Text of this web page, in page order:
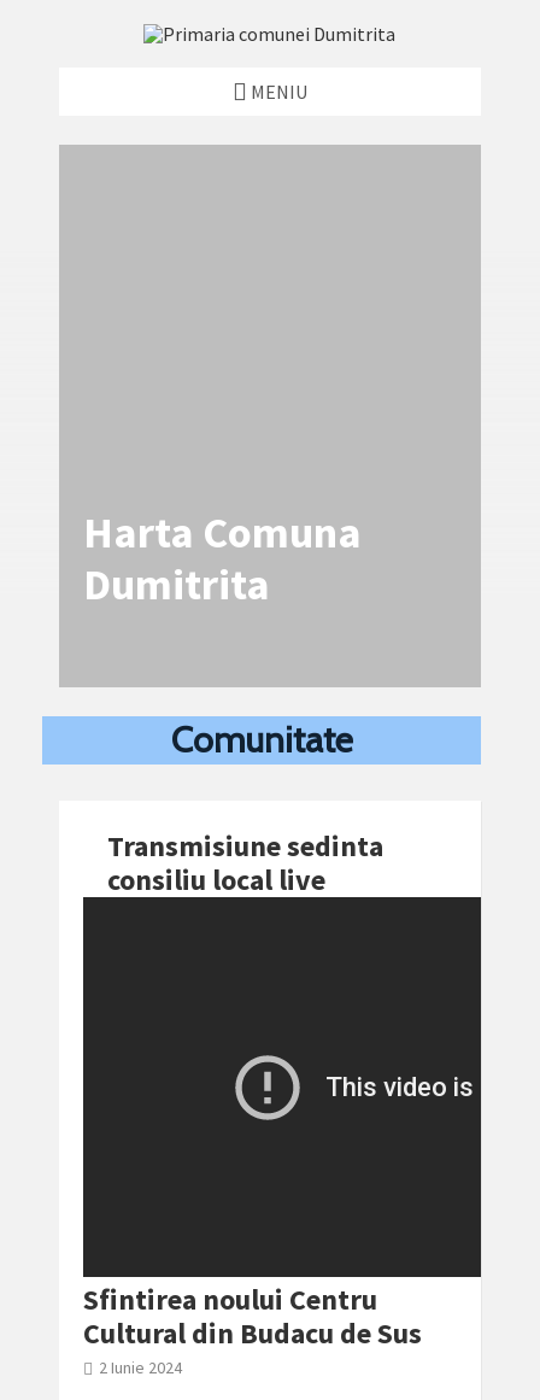
MENIU
Harta Comuna
Dumitrita
Comunitate
Transmisiune sedinta
consiliu local live
Sfintirea noului Centru
Cultural din Budacu de Sus
2 Iunie 2024